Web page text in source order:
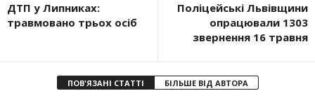
ДТП у Липниках:
травмовано трьох осіб
Поліцейські Львівщини
опрацювали 1303
звернення 16 травня
ПОВ'ЯЗАНІ СТАТТІ БІЛЬШЕ ВІД АВТОРА